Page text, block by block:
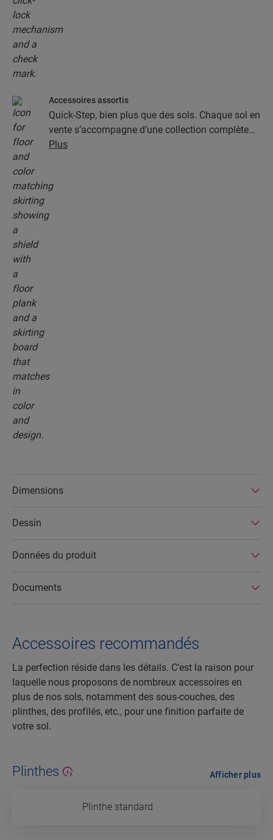
Accessoires assortis
Quick-Step, bien plus que des sols. Chaque sol en
vente s’accompagne d’une collection complète
d’accessoires, parmi lesquels des sous-couches,
Plus
Dimensions
Dessin
Données du produit
Documents
Accessoires recommandés
La perfection réside dans les détails. C’est la raison pour
laquelle nous proposons de nombreux accessoires en
plus de nos sols, notamment des sous-couches, des
plinthes, des profilés, etc., pour une finition parfaite de
votre sol.
Plinthes
Plinthe standard
Afficher plus